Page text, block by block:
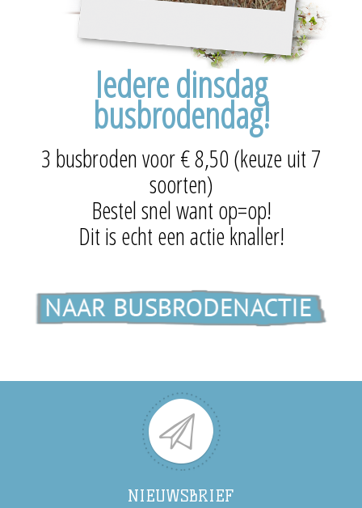
Iedere dinsdag
busbrodendag!
3 busbroden voor € 8,50 (keuze uit 7
soorten)
Bestel snel want op=op!
Dit is echt een actie knaller!
NIEUWSBRIEF